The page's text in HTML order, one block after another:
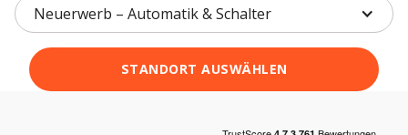
Neuerwerb – Automatik & Schalter
STANDORT AUSWÄHLEN